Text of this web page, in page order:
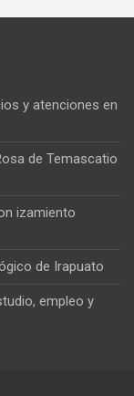
y atenciones en
de Temascatio
izamiento
de Irapuato
empleo y